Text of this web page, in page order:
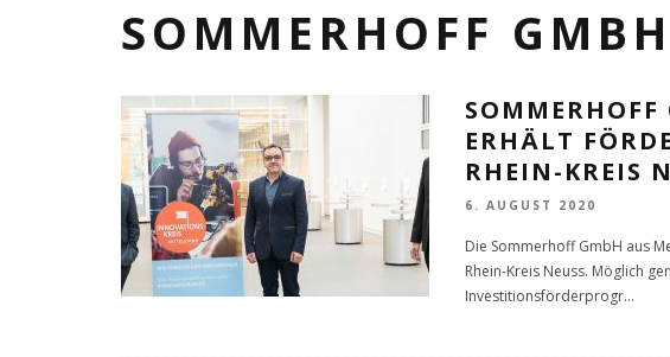
SOMMERHOFF GMBH
ERHÄLT
RHEIN-KREIS
6. AUGUST 2020
Die Sommerhoff GmbH aus
Rhein-Kreis Neuss. Möglich
Investitionsförderprogr...